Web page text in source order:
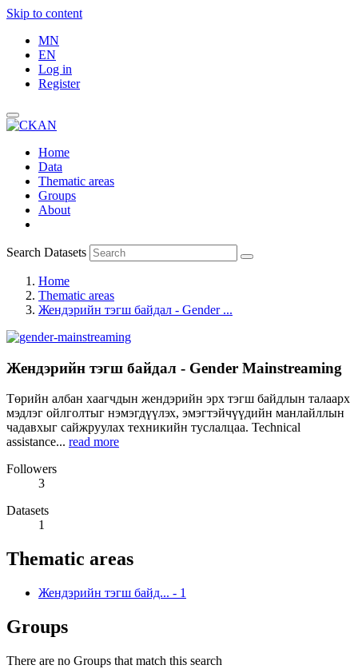
Skip to content
MN
EN
Log in
Register
Home
Data
Thematic areas
Groups
About
Search Datasets
Home
Thematic areas
Жендэрийн тэгш байдал - Gender ...
Жендэрийн тэгш байдал - Gender Mainstreaming
Төрийн албан хаагчдын жендэрийн эрх тэгш байдлын талаарх
мэдлэг ойлголтыг нэмэгдүүлэх, эмэгтэйчүүдийн манлайллын
чадавхыг сайжруулах техникийн туслалцаа. Technical
assistance... read more
Followers
3
Datasets
1
Thematic areas
Жендэрийн тэгш байд... - 1
Groups
There are no Groups that match this search